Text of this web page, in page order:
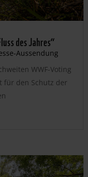
des Jahres“
Aussendung
WWF-Voting
für den Schutz der